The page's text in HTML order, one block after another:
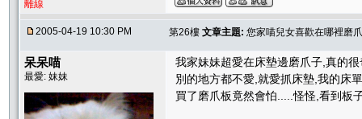
離線
2005-04-19 10:30 PM 第26樓 文章主題: 您家喵兒女喜歡在哪裡磨
呆呆喵
最愛: 妹妹
我家妹妹超愛在床墊邊磨爪子,真的
別的地方都不愛,就愛抓床墊,我的床
買了磨爪板竟然會怕.....怪怪,看到板